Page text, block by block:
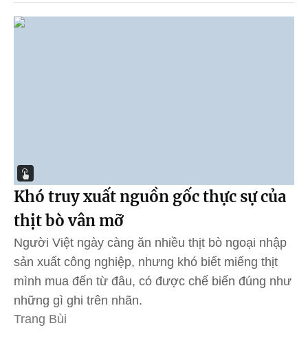
Khó truy xuất nguồn gốc thực sự của
thịt bò vân mỡ
Người Việt ngày càng ăn nhiều thịt bò ngoại nhập
sản xuất công nghiệp, nhưng khó biết miếng thịt
mình mua đến từ đâu, có được chế biến đúng như
những gì ghi trên nhãn.
Trang Bùi